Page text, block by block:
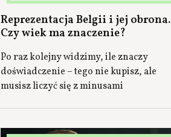
Reprezentacja Belgii i jej obrona.
Czy wiek ma znaczenie?
Po raz kolejny widzimy, ile znaczy
doświadczenie – tego nie kupisz, ale
musisz liczyć się z minusami